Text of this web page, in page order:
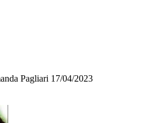
Pagliari 17/04/2023